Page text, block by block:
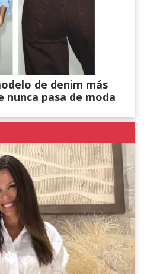
de denim más
nunca pasa de moda